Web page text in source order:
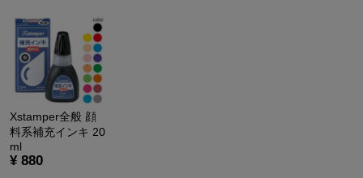
Xstamper全般 顔
料系補充インキ 20
ml
¥ 880